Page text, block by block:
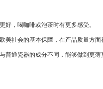
，喝咖啡或泡茶时有更多感受。
美社会的基本保障，在产品质量方面
通瓷器的成分不同，能够做到更